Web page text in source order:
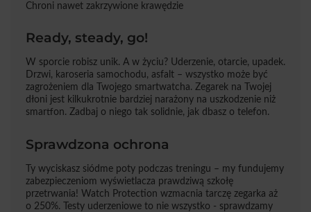
Chroni nawet zakrzywione krawędzie
Ready, steady, go!
W sporcie robisz unik. A w życiu? Uderzenie, otarcie, upadek.
Drzwi, karoseria samochodu, asfalt – wszystko może być
zagrożeniem dla Twojego smartwatcha. Zegarek na Twojej
dłoni jest kilkukrotnie bardziej narażony na uszkodzenie niż
smartfon. Zadbaj o niego tak solidnie, jak dbasz o telefon.
Sprawdzona ochrona
Ty wyciskasz siódme poty podczas treningu – my fundujemy
zabezpieczeniom wyświetlacza prawdziwą szkołę
przetrwania! Watch Protection wzmacnia tarczę zegarka aż
o 250%. Testy uderzeniowe to nie wszystko - sprawdzamy